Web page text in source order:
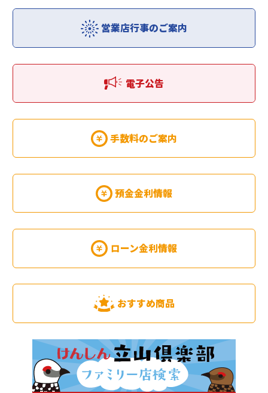
営業店行事のご案内
電子公告
手数料のご案内
預金金利情報
ローン金利情報
おすすめ商品